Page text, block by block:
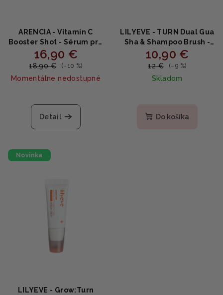
ARENCIA - Vitamin C
Booster Shot - Sérum pre
zjednotenie tónu a
žiarivú pleť 30ml
16,90 €
18,90 € (–10 %)
Momentálne nedostupné
Detail
LILYEVE - TURN Dual Gua
Sha & Shampoo Brush -
2v1 masážna kefa na
pokožku hlavy s Gua Sha
10,90 €
12 € (–9 %)
Skladom
Do košíka
Novinka
LILYEVE - Grow:Turn